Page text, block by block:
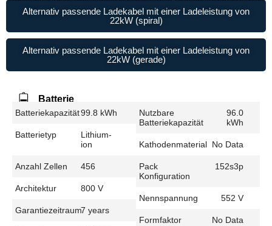
Alternativ passende Ladekabel mit einer Ladeleistung von
22kW (spiral)
Alternativ passende Ladekabel mit einer Ladeleistung von
22kW (gerade)
Batterie
Batteriekapazität99.8 kWh
Batterietyp
Lithium-
ion
Anzahl Zellen 456
Architektur 800 V
Garantiezeitraum7 years
Nutzbare
Batteriekapazität
96.0
kWh
Kathodenmaterial No Data
Pack
Konfiguration
152s3p
Nennspannung 552 V
Formfaktor No Data